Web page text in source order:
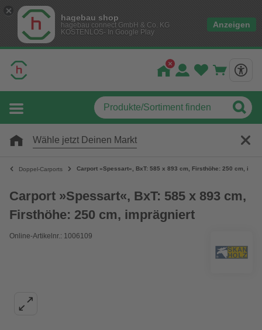
hagebau shop
hagebau connect GmbH & Co. KG
KOSTENLOS- In Google Play
Anzeigen
Wähle jetzt Deinen Markt
Doppel-Carports Carport »Spessart«, BxT: 585 x 893 cm, Firsthöhe: 250 cm,
Carport »Spessart«, BxT: 585 x 893 cm,
Firsthöhe: 250 cm, imprägniert
Online-Artikelnr.: 1006109